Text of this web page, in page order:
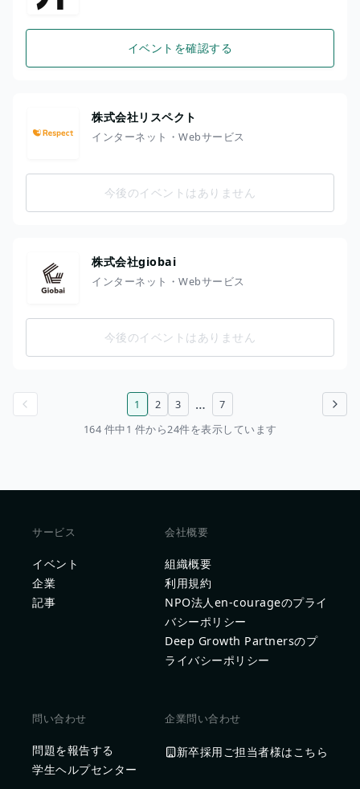
イベントを確認する
株式会社リスペクト
インターネット・Webサービス
今後のイベントはありません
株式会社giobai
インターネット・Webサービス
今後のイベントはありません
次のページ
1 2 3 …
7
164 件中1 件から24件を表示しています
サービス
イベント
企業
記事
会社概要
組織概要
利用規約
NPO法人en-courageのプライ
バシーポリシー
Deep Growth Partnersのプ
ライバシーポリシー
問い合わせ
問題を報告する
学生ヘルプセンター
企業問い合わせ
新卒採用ご担当者様はこちら